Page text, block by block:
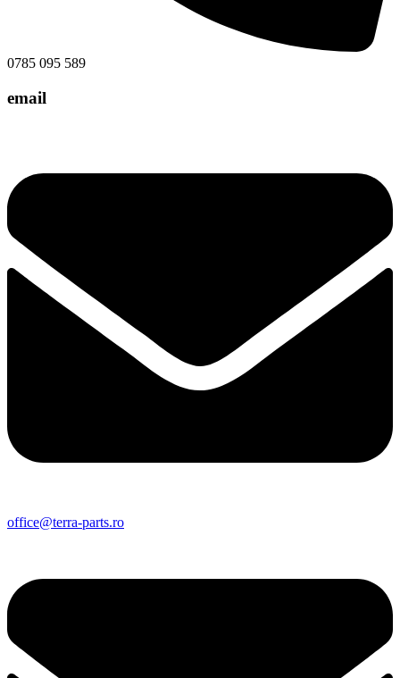
0785 095 589
email
office@terra-parts.ro